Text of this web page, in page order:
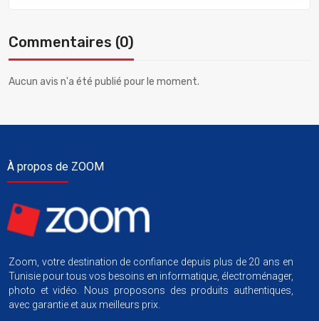
Commentaires (0)
Aucun avis n'a été publié pour le moment.
À propos de ZOOM
Zoom, votre destination de confiance depuis plus de 20 ans en
Tunisie pour tous vos besoins en informatique, électroménager,
photo et vidéo. Nous proposons des produits authentiques,
avec garantie et aux meilleurs prix.